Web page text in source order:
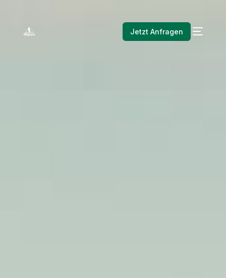
Jetzt Anfragen